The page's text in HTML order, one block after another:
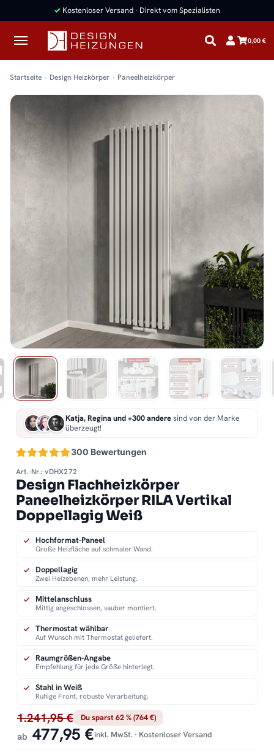
✓ Kostenloser Versand · Direkt vom Spezialisten
0,00 €
Startseite Design Heizkörper Paneelheizkörper
300 Bewertungen
Katja, Regina und +300 anderesind von der Marke
überzeugt!
Art.-Nr.: vDHX272
Design Flachheizkörper
Paneelheizkörper RILA Vertikal
Doppellagig Weiß
1.241,95 € Du sparst 62 % (764 €)
ab 477,95 €inkl. MwSt. · Kostenloser Versand
Hochformat-Paneel
Große Heizfläche auf schmaler Wand.
Doppellagig
Zwei Heizebenen, mehr Leistung.
Mittelanschluss
Mittig angeschlossen, sauber montiert.
Thermostat wählbar
Auf Wunsch mit Thermostat geliefert.
Raumgrößen-Angabe
Empfehlung für jede Größe hinterlegt.
Stahl in Weiß
Ruhige Front, robuste Verarbeitung.